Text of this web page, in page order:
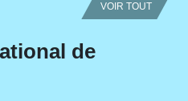
VOIR TOUT
de